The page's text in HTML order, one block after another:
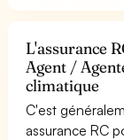
L'assurance
Agent /
climatique
C'est
assurance RC